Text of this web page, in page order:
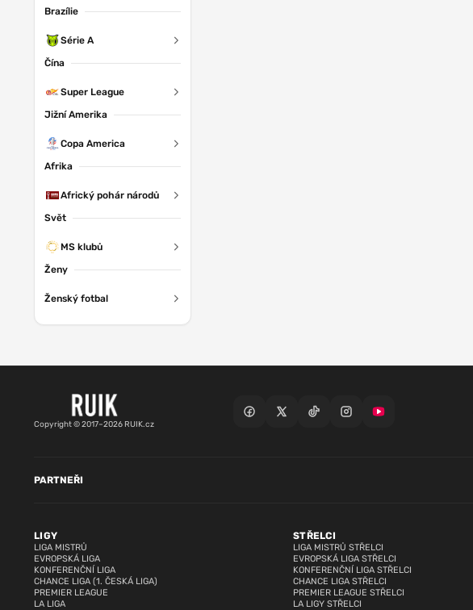
Brazílie
Série A
Čína
Super League
Jižní Amerika
Copa America
Afrika
Africký pohár národů
Svět
MS klubů
Ženy
Ženský fotbal
Copyright © 2017–2026 RUIK.cz
LIGY
LIGA MISTRŮ
EVROPSKÁ LIGA
KONFERENČNÍ LIGA
CHANCE LIGA (1. ČESKÁ LIGA)
PREMIER LEAGUE
LA LIGA
STŘELCI
LIGA MISTRŮ STŘELCI
EVROPSKÁ LIGA STŘELCI
KONFERENČNÍ LIGA STŘELCI
CHANCE LIGA STŘELCI
PREMIER LEAGUE STŘELCI
LA LIGY STŘELCI
PARTNEŘI